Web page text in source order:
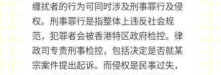
缠扰者的行为可同时涉及刑事罪行及侵
权。刑事罪行是指整体上违反社会规
范，犯罪者会被香港特区政府检控。律
政司专责刑事检控，包括决定是否就某
宗案件提出起诉。而侵权是民事过失，